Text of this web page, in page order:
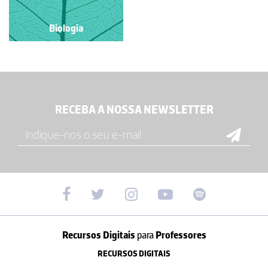
Biologia
RECEBA A NOSSA NEWSLETTER
Recursos Digitais paraProfessores
RECURSOS DIGITAIS